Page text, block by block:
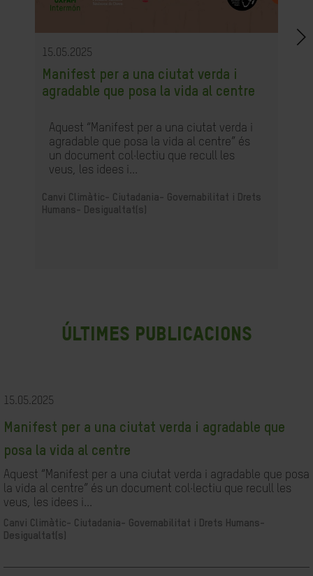
15.05.2025
Manifest per a una ciutat verda i
agradable que posa la vida al centre
Aquest “Manifest per a una ciutat verda i
agradable que posa la vida al centre” és
un document col·lectiu que recull les
veus, les idees i...
Canvi Climàtic-
Ciutadania- Governabilitat i Drets
Humans-
Desigualtat(s)
últimes publicacions
15.05.2025
Manifest per a una ciutat verda i agradable que
posa la vida al centre
Aquest “Manifest per a una ciutat verda i agradable que posa
la vida al centre” és un document col·lectiu que recull les
veus, les idees i...
Canvi Climàtic-
Ciutadania- Governabilitat i Drets Humans-
Desigualtat(s)